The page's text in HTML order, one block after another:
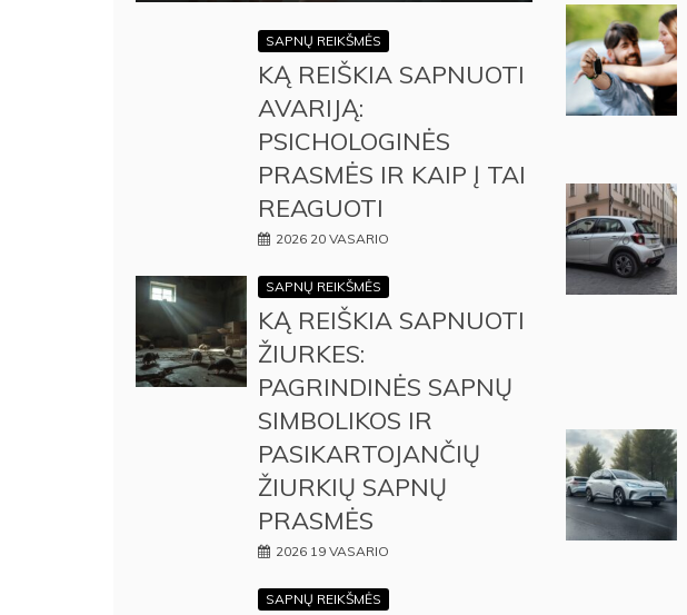
SAPNŲ REIKŠMĖS
KĄ REIŠKIA SAPNUOTI
AVARIJĄ:
PSICHOLOGINĖS
PRASMĖS IR KAIP Į TAI
REAGUOTI
2026 20 VASARIO
SAPNŲ REIKŠMĖS
KĄ REIŠKIA SAPNUOTI
ŽIURKES:
PAGRINDINĖS SAPNŲ
SIMBOLIKOS IR
PASIKARTOJANČIŲ
ŽIURKIŲ SAPNŲ
PRASMĖS
2026 19 VASARIO
SAPNŲ REIKŠMĖS